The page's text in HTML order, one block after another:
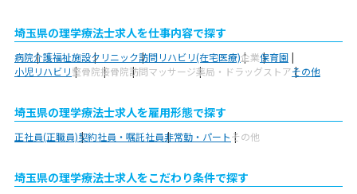
埼玉県の理学療法士求人を仕事内容で探す
病院介護福祉施設クリニック訪問リハビリ(在宅医療)企業保育園
小児リハビリ整骨院接骨院訪問マッサージ薬局・ドラッグストアその他
埼玉県の理学療法士求人を雇用形態で探す
正社員(正職員)契約社員・嘱託社員非常勤・パートその他
埼玉県の理学療法士求人をこだわり条件で探す